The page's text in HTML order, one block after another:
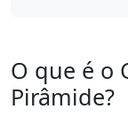
O que é o
Pirâmide?